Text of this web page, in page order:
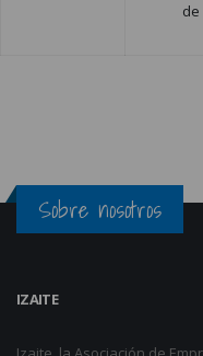
Sobre nosotros
IZAITE